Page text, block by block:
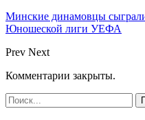
Минские динамовцы
Юношеской лиги УЕФА
Prev Next
Комментарии закрыты.